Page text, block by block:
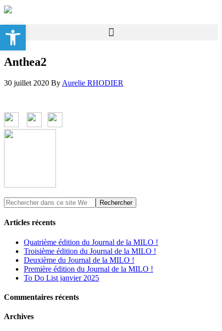
Anthea2
30 juillet 2020 By Aurelie RHODIER
Articles récents
Quatrième édition du Journal de la MILO !
Troisième édition du Journal de la MILO !
Deuxième du Journal de la MILO !
Première édition du Journal de la MILO !
To Do List janvier 2025
Commentaires récents
Archives
Ouvrir la barre d’outils